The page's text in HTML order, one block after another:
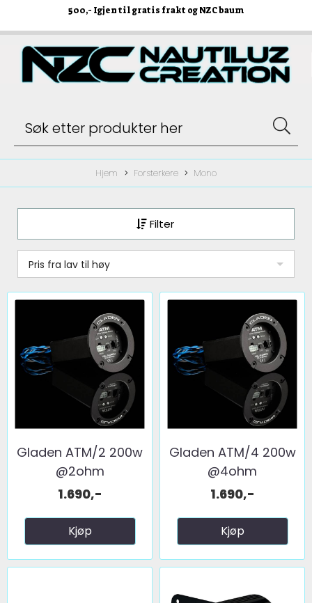
500,- Igjen til gratis frakt og NZC baum
Hjem Forsterkere Mono
Filter
Pris fra lav til høy
Gladen ATM/2 200w
@2ohm
1.690,-
Kjøp
Gladen ATM/4 200w
@4ohm
1.690,-
Kjøp